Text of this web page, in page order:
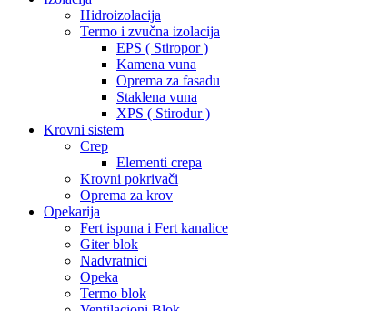
Hidroizolacija
Termo i zvučna izolacija
EPS ( Stiropor )
Kamena vuna
Oprema za fasadu
Staklena vuna
XPS ( Stirodur )
Krovni sistem
Crep
Elementi crepa
Krovni pokrivači
Oprema za krov
Opekarija
Fert ispuna i Fert kanalice
Giter blok
Nadvratnici
Opeka
Termo blok